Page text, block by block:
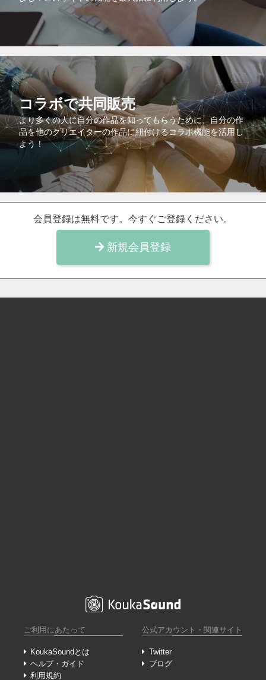
コラボで共同販売
より多くの人に自分の作品を知ってもらうために、自分の作
品を他のクリエイターの作品に紐付けるコラボ機能を活用し
よう！
会員登録は無料です。今すぐご登録ください。
新規会員登録
ご利用にあたって
KoukaSoundとは
ヘルプ・ガイド
利用規約
公式アカウント・関連サイト
Twitter
ブログ